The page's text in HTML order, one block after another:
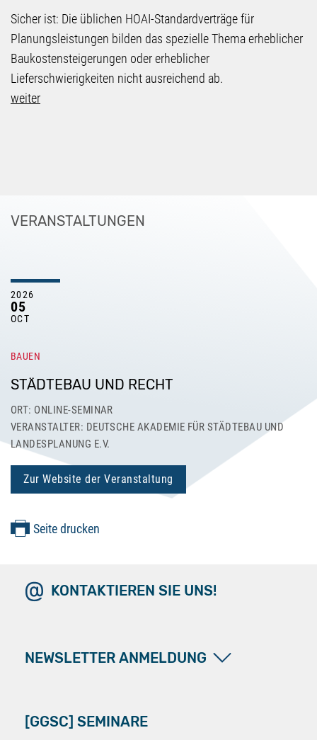
Sicher ist: Die üblichen HOAI-Standardverträge für
Planungsleistungen bilden das spezielle Thema erheblicher
Baukostensteigerungen oder erheblicher
Lieferschwierigkeiten nicht ausreichend ab.
weiter
VERANSTALTUNGEN
2026
05
OCT
BAUEN
STÄDTEBAU UND RECHT
ORT: ONLINE-SEMINAR
VERANSTALTER: DEUTSCHE AKADEMIE FÜR STÄDTEBAU UND
LANDESPLANUNG E.V.
Zur Website der Veranstaltung
Seite drucken
KONTAKTIEREN SIE UNS!
NEWSLETTER ANMELDUNG
[GGSC] SEMINARE